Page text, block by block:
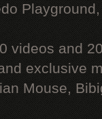
videos and
exclusive
Mouse,